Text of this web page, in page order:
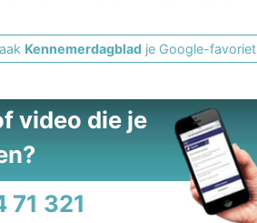
Kennemerdagblad je Google-favoriet
video die je
71 321